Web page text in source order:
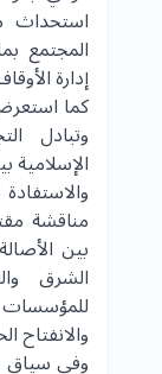
استحداث
المجتمع
إدارة
كما
وتبادل
الإسلامية
مناقشة
بين
الشرق
للمؤسسات
والانفتاح
وفي سياق